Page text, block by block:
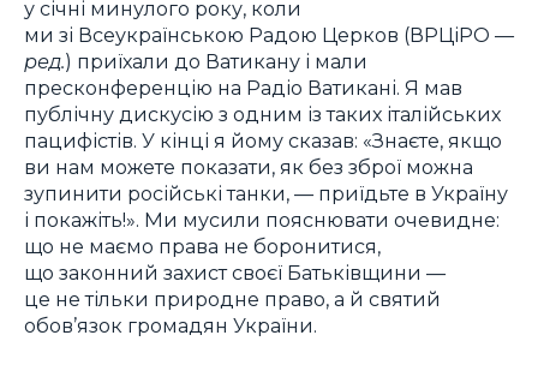
у січні минулого року, коли
ми зі Всеукраїнською Радою Церков (ВРЦіРО —
ред.) приїхали до Ватикану і мали
пресконференцію на Радіо Ватикані. Я мав
публічну дискусію з одним із таких італійських
пацифістів. У кінці я йому сказав: «Знаєте, якщо
ви нам можете показати, як без зброї можна
зупинити російські танки, — приїдьте в Україну
і покажіть!». Ми мусили пояснювати очевидне:
що не маємо права не боронитися,
що законний захист своєї Батьківщини —
це не тільки природне право, а й святий
обов’язок громадян України.